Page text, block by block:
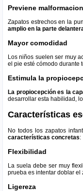
Previene
Zapatos estrechos en la
amplio en la parte
Mayor comodidad
Los niños suelen ser muy
el pie esté cómodo durante
Estimula la
La propiocepción es la
desarrollar esta habilidad,
Características
No todos los zapatos
características concretas:
Flexibilidad
La suela debe ser muy
prueba es intentar doblar el
Ligereza